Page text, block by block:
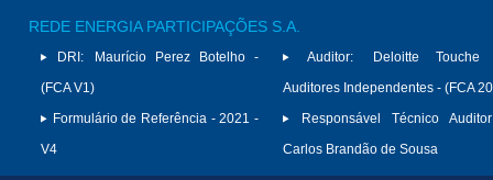
REDE ENERGIA PARTICIPAÇÕES S.A.
DRI:
Maurício Perez Botelho -
(FCA V1)
Formulário de Referência - 2021 -
V4
Auditor:
Deloitte Touche
Auditores Independentes - (FCA
Responsável Técnico
Carlos Brandão de Sousa